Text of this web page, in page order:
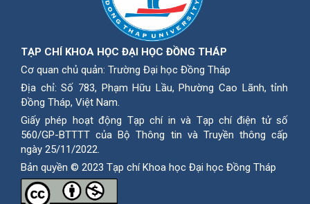
TẠP CHÍ KHOA HỌC ĐẠI HỌC ĐỒNG THÁP
Cơ quan chủ quản: Trường Đại học Đồng Tháp
Địa chỉ: Số 783, Phạm Hữu Lầu, Phường Cao Lãnh, tỉnh
Ðồng Tháp, Việt Nam.
Giấy phép hoạt động Tạp chí in và Tạp chí điện tử số
560/GP-BTTTT của Bộ Thông tin và Truyền thông cấp
ngày 25/11/2022.
Bản quyền © 2023 Tạp chí Khoa học Đại học Đồng Tháp